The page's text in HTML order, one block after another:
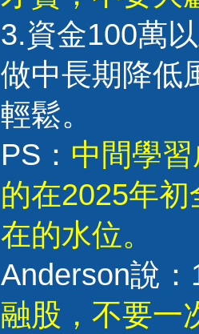
3.資金100萬
做中長期降低
輕鬆。
PS： 中間學
的在2025年
在的水位。
Anderson說：
融股，不要一